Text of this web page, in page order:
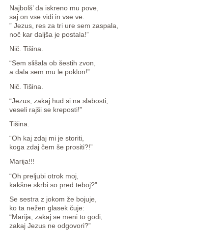
Najbolš’ da iskreno mu pove,
saj on vse vidi in vse ve.
” Jezus, res za tri ure sem zaspala,
noč kar daljša je postala!”
Nič. Tišina.
“Sem slišala ob šestih zvon,
a dala sem mu le poklon!”
Nič. Tišina.
“Jezus, zakaj hud si na slabosti,
veseli rajši se kreposti!”
Tišina.
“Oh kaj zdaj mi je storiti,
koga zdaj čem še prositi?!”
Marija!!!
“Oh preljubi otrok moj,
kakšne skrbi so pred teboj?”
Se sestra z jokom že bojuje,
ko ta nežen glasek čuje:
“Marija, zakaj se meni to godi,
zakaj Jezus ne odgovori?”